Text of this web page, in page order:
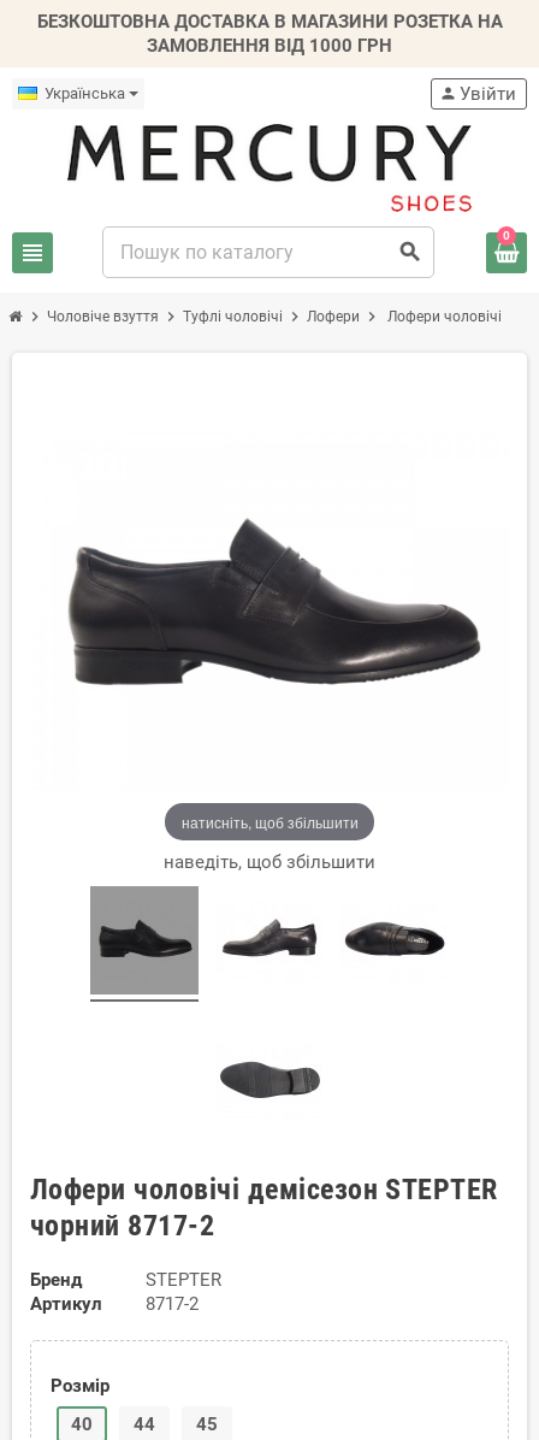
БЕЗКОШТОВНА ДОСТАВКА В МАГАЗИНИ РОЗЕТКА НА
ЗАМОВЛЕННЯ ВІД 1000 ГРН
Українська
view_headline search
person Увійти
0
chevron_right Чоловіче взуття chevron_right Туфлі чоловічі chevron_right Лофери chevron_right Лофери чоловічі
натисніть, щоб збільшити
наведіть, щоб збільшити
Лофери чоловічі демісезон STEPTER
чорний 8717-2
Бренд
STEPTER
Артикул
8717-2
Розмір
40
44 45